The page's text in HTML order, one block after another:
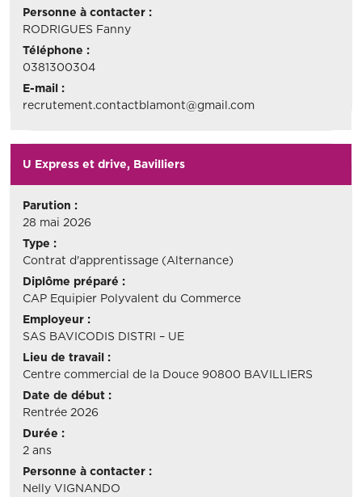
Personne à contacter :
RODRIGUES Fanny
Téléphone :
0381300304
E-mail :
recrutement.contactblamont@gmail.com
U Express et drive, Bavilliers
Parution :
28 mai 2026
Type :
Contrat d'apprentissage (Alternance)
Diplôme préparé :
CAP Equipier Polyvalent du Commerce
Employeur :
SAS BAVICODIS DISTRI – UE
Lieu de travail :
Centre commercial de la Douce 90800 BAVILLIERS
Date de début :
Rentrée 2026
Durée :
2 ans
Personne à contacter :
Nelly VIGNANDO